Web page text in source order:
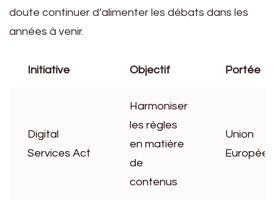
doute continuer d’alimenter les débats dans les
années à venir.
Initiative Objectif Portée
Digital
Services Act
Harmoniser
les règles
en matière
de
contenus
Union